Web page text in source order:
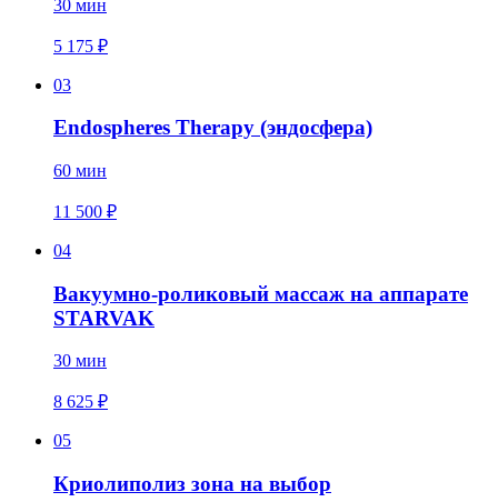
30 мин
5 175 ₽
03
Endospheres Therapy (эндосфера)
60 мин
11 500 ₽
04
Вакуумно-роликовый массаж на аппарате
STARVAK
30 мин
8 625 ₽
05
Криолиполиз зона на выбор